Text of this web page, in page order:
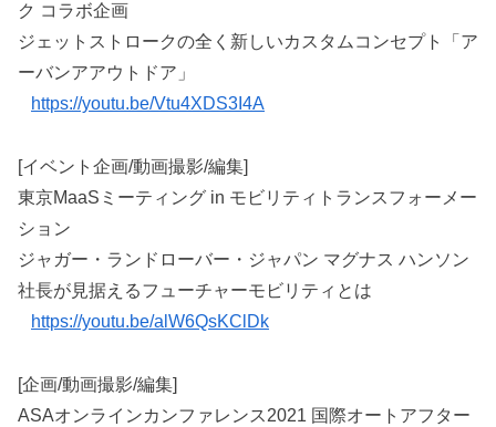
ク コラボ企画
ジェットストロークの全く新しいカスタムコンセプト「ア
ーバンアアウトドア」
https://youtu.be/Vtu4XDS3I4A
[イベント企画/動画撮影/編集]
東京MaaSミーティング in モビリティトランスフォーメー
ション
ジャガー・ランドローバー・ジャパン マグナス ハンソン
社長が見据えるフューチャーモビリティとは
https://youtu.be/alW6QsKClDk
[企画/動画撮影/編集]
ASAオンラインカンファレンス2021 国際オートアフター